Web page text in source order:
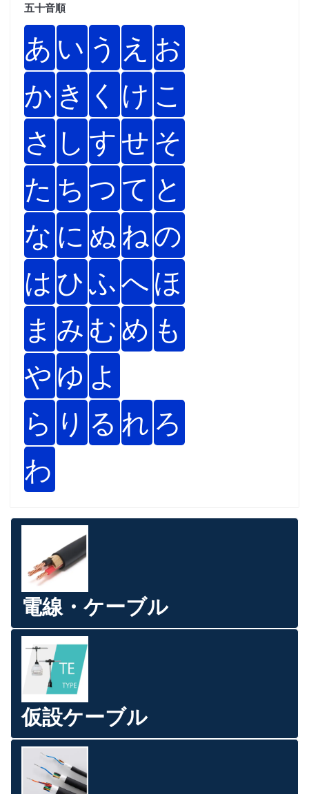
五十音順
あ い う え お
か き く け こ
さ し すせ そ
た ち つ て と
な に ぬ ねの
は ひふへほ
ま み むめ も
や ゆ よ
ら り る れ ろ
わ
電線・ケーブル
仮設ケーブル